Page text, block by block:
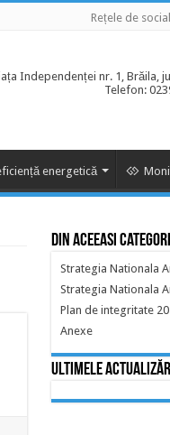
Rețele de
Independenței nr. 1, Brăila,
Telefon:
energetică
Din aceeasi
Strategia Nationala
Strategia Nationala
Plan de integritate
Anexe
Ultimele